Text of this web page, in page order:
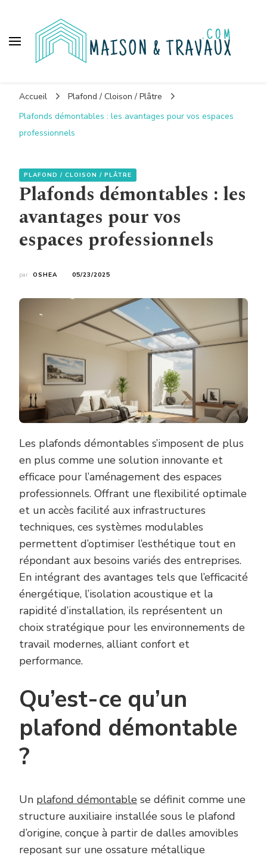
Accueil
Plafond / Cloison / Plâtre
Plafonds démontables : les avantages pour vos espaces
professionnels
PLAFOND / CLOISON / PLÂTRE
Plafonds démontables : les
avantages pour vos
espaces professionnels
par OSHEA 05/23/2025
Les plafonds démontables s’imposent de plus
en plus comme une solution innovante et
efficace pour l’aménagement des espaces
professionnels. Offrant une flexibilité optimale
et un accès facilité aux infrastructures
techniques, ces systèmes modulables
permettent d’optimiser l’esthétique tout en
répondant aux besoins variés des entreprises.
En intégrant des avantages tels que l’efficacité
énergétique, l’isolation acoustique et la
rapidité d’installation, ils représentent un
choix stratégique pour les environnements de
travail modernes, alliant confort et
performance.
Qu’est-ce qu’un
plafond démontable
?
Un plafond démontable se définit comme une
structure auxiliaire installée sous le plafond
d’origine, conçue à partir de dalles amovibles
reposant sur une ossature métallique